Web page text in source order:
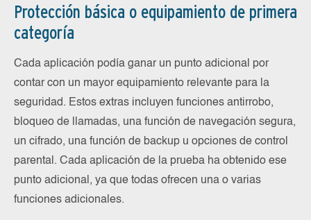
Protección básica o equipamiento de primera
categoría
Cada aplicación podía ganar un punto adicional por
contar con un mayor equipamiento relevante para la
seguridad. Estos extras incluyen funciones antirrobo,
bloqueo de llamadas, una función de navegación segura,
un cifrado, una función de backup u opciones de control
parental. Cada aplicación de la prueba ha obtenido ese
punto adicional, ya que todas ofrecen una o varias
funciones adicionales.